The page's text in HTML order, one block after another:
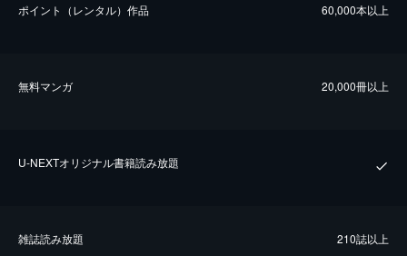
ポイント（レンタル）作品 60,000本以上
無料マンガ 20,000冊以上
U-NEXTオリジナル書籍読み放題
雑誌読み放題 210誌以上